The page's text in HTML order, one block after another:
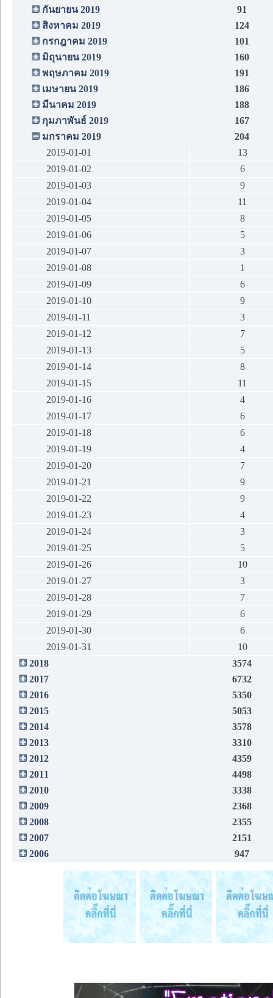
กันยายน 2019
91
สิงหาคม 2019
124
กรกฎาคม 2019
101
มิถุนายน 2019
160
พฤษภาคม 2019
191
เมษายน 2019
186
มีนาคม 2019
188
กุมภาพันธ์ 2019
167
มกราคม 2019
204
2019-01-01
13
2019-01-02
6
2019-01-03
9
2019-01-04
11
2019-01-05
8
2019-01-06
5
2019-01-07
3
2019-01-08
1
2019-01-09
6
2019-01-10
9
2019-01-11
3
2019-01-12
7
2019-01-13
5
2019-01-14
8
2019-01-15
11
2019-01-16
4
2019-01-17
6
2019-01-18
6
2019-01-19
4
2019-01-20
7
2019-01-21
9
2019-01-22
9
2019-01-23
4
2019-01-24
3
2019-01-25
5
2019-01-26
10
2019-01-27
3
2019-01-28
7
2019-01-29
6
2019-01-30
6
2019-01-31
10
2018
3574
2017
6732
2016
5350
2015
5053
2014
3578
2013
3310
2012
4359
2011
4498
2010
3338
2009
2368
2008
2355
2007
2151
2006
947